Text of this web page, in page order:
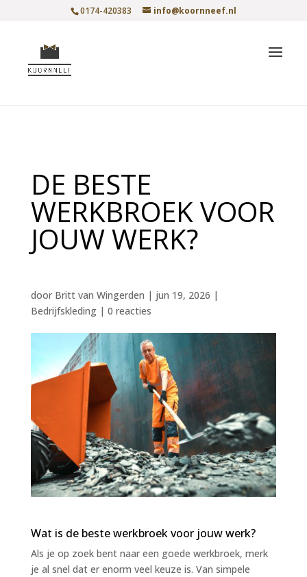
0174-420383 info@koornneef.nl
DE BESTE
WERKBROEK VOOR
JOUW WERK?
door Britt van Wingerden | jun 19, 2026 |
Bedrijfskleding| 0 reacties
Wat is de beste werkbroek voor jouw werk?
Als je op zoek bent naar een goede werkbroek, merk
je al snel dat er enorm veel keuze is. Van simpele